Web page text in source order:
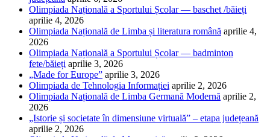
Olimpiada Națională a Sportului Școlar — baschet /băieți
aprilie 4, 2026
Olimpiada Națională de Limba și literatura română aprilie 4,
2026
Olimpiada Națională a Sportului Școlar — badminton
fete/băieți aprilie 3, 2026
„Made for Europe” aprilie 3, 2026
Olimpiada de Tehnologia Informației aprilie 2, 2026
Olimpiada Națională de Limba Germană Modernă aprilie 2,
2026
„Istorie și societate în dimensiune virtuală” – etapa județeană
aprilie 2, 2026